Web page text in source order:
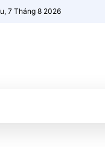
7 Tháng 8 2026